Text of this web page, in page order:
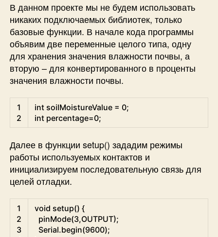
В данном проекте мы не будем использовать
никаких подключаемых библиотек, только
базовые функции. В начале кода программы
объявим две переменные целого типа, одну
для хранения значения влажности почвы, а
вторую – для конвертированного в проценты
значения влажности почвы.
1
2
int soilMoistureValue = 0;
int percentage=0;
Далее в функции setup() зададим режимы
работы используемых контактов и
инициализируем последовательную связь для
целей отладки.
1
2
3
void setup() {
pinMode(3,OUTPUT);
Serial.begin(9600);